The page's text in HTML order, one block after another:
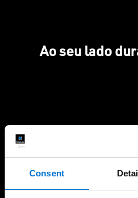
Consent
Ao seu lado
perto de si